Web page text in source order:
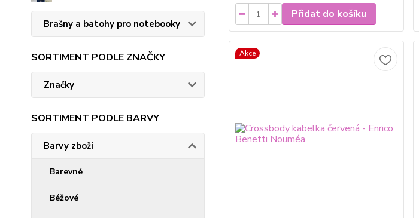
Brašny a batohy pro notebooky
SORTIMENT PODLE ZNAČKY
Značky
SORTIMENT PODLE BARVY
Barvy zboží
Barevné
Béžové
Přidat do košíku
Akce